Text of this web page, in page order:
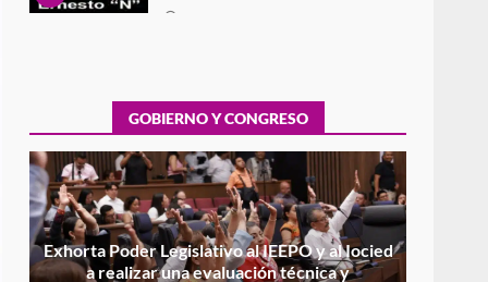
7
26 junio 2026
1
Exhorta Poder Legislativo al
IEEPO y al Iocied a realizar una
evaluación técnica y
estructural integral de las
instalaciones de la Escuela
GOBIERNO Y CONGRESO